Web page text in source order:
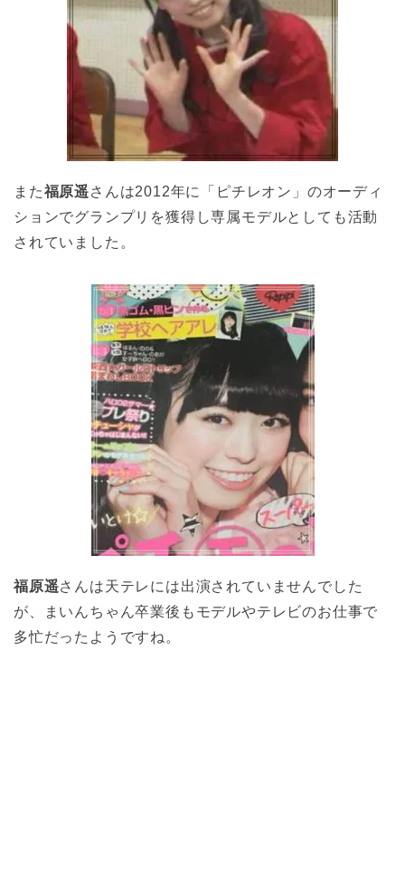
また福原遥さんは2012年に「ピチレオン」のオーディ
ションでグランプリを獲得し専属モデルとしても活動
されていました。
福原遥さんは天テレには出演されていませんでした
が、まいんちゃん卒業後もモデルやテレビのお仕事で
多忙だったようですね。